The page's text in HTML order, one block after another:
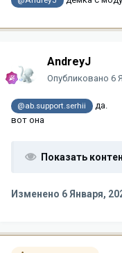
AndreyJ
Опубликовано 6
@ab.support.serhii
да.
вот она
Показать
Изменено 6 Января,